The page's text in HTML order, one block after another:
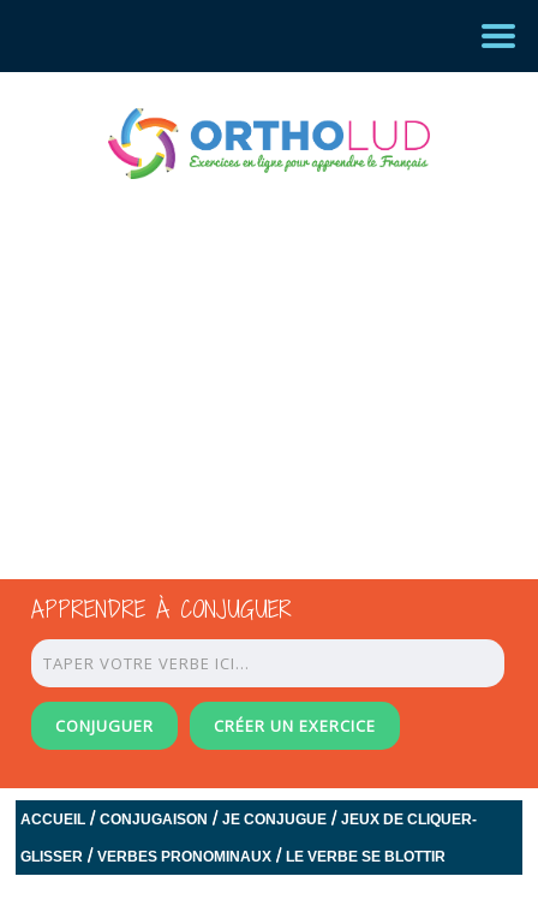
APPRENDRE À CONJUGUER
CONJUGUER CRÉER UN EXERCICE
ACCUEIL /CONJUGAISON /JE CONJUGUE /JEUX DE CLIQUER-
GLISSER /VERBES PRONOMINAUX /LE VERBE SE BLOTTIR